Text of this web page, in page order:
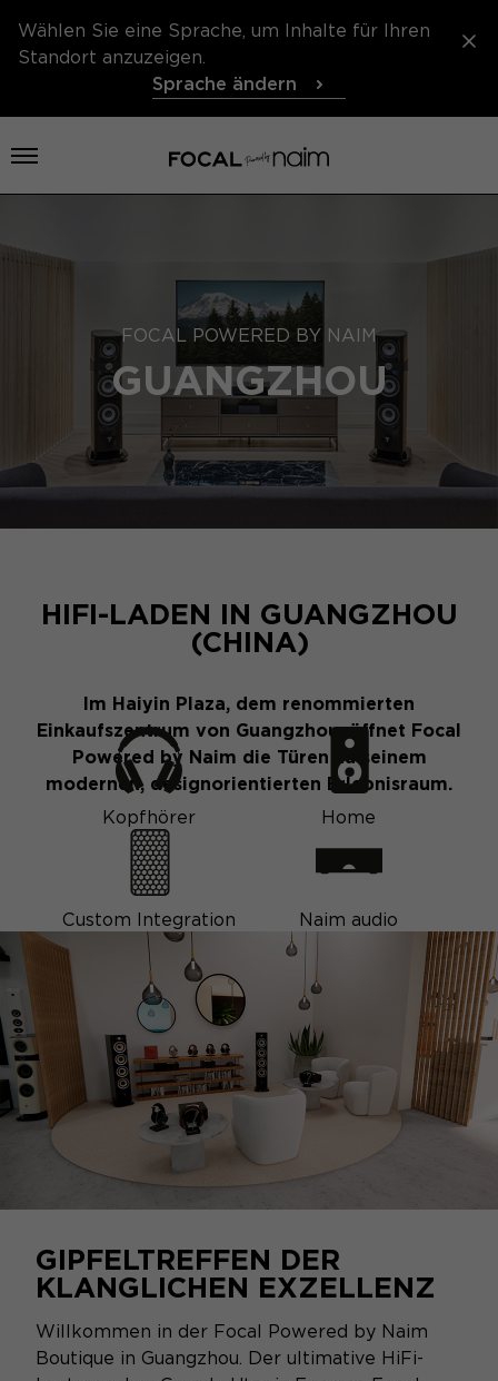
Wählen Sie eine Sprache, um Inhalte für Ihren
Standort anzuzeigen.
Sprache ändern
Menü öffnen
FOCAL POWERED BY NAIM
GUANGZHOU
HIFI-LADEN IN GUANGZHOU
(CHINA)
Im Haiyin Plaza, dem renommierten
Einkaufszentrum von Guangzhou, öffnet Focal
Powered by Naim die Türen zu seinem
modernen, designorientierten Erlebnisraum.
Kopfhörer
Home
Custom Integration Naim audio
GIPFELTREFFEN DER
KLANGLICHEN EXZELLENZ
Willkommen in der Focal Powered by Naim
Boutique in Guangzhou. Der ultimative HiFi-